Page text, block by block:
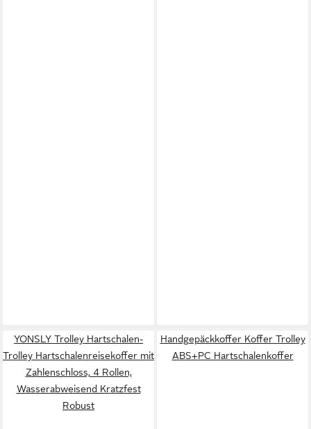
YONSLY Trolley Hartschalen-
Trolley Hartschalenreisekoffer mit
Zahlenschloss, 4 Rollen,
Wasserabweisend Kratzfest
Robust
Handgepäckkoffer Koffer Trolley
ABS+PC Hartschalenkoffer